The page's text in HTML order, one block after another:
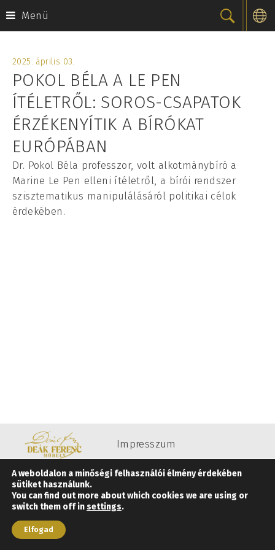
content
Menü
2025. április 03.
POKOL BÉLA A LE PEN
ÍTÉLETRŐL: SOROS-CSAPATOK
ÉRZÉKENYÍTIK A BÍRÓKAT
EURÓPÁBAN
Dr. Pokol Béla professzor, volt alkotmánybíró a
Marine Le Pen elleni ítéletről, a bírói rendszer
szisztematikus manipulálásáról politikai célok
érdekében.
Impresszum
tájékoztató
A weboldalon a minőségi felhasználói élmény érdekében
sütiket használunk.
You can find out more about which cookies we are using or
switch them off insettings.
Elfogad